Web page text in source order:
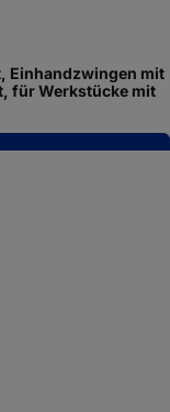
Einhandzwingen mit
für Werkstücke mit